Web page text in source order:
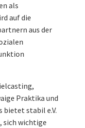
als
auf die
aus der
Praktika und
bietet stabil e.V.
sich wichtige